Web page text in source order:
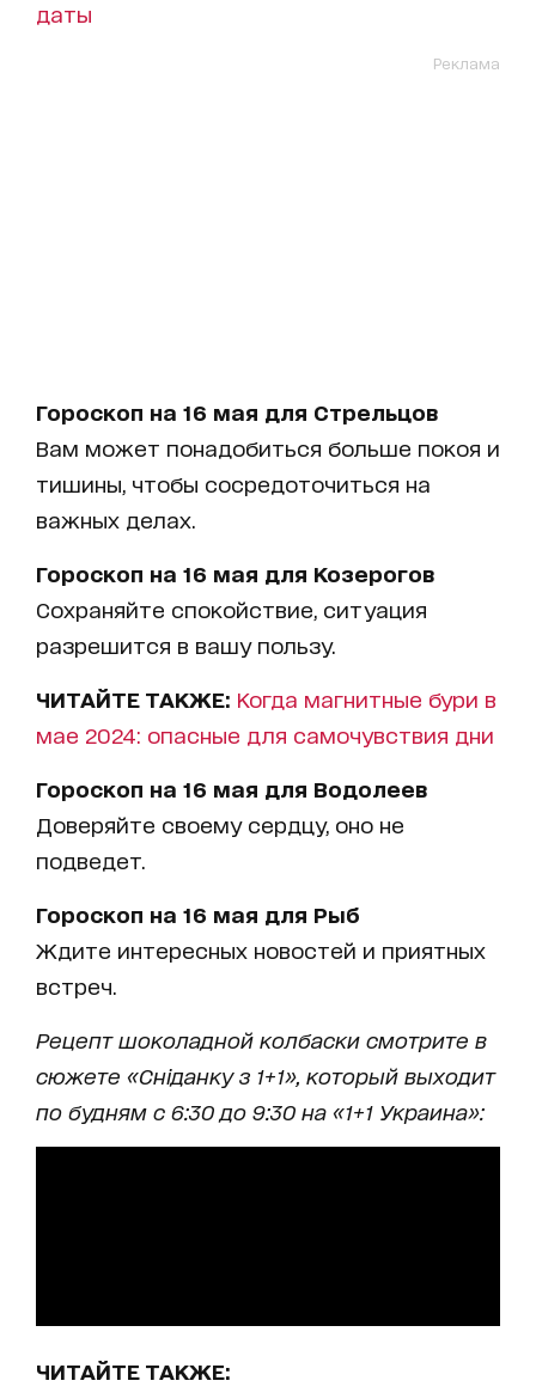
даты
Реклама
Гороскоп на 16 мая для Стрельцов
Вам может понадобиться больше покоя и
тишины, чтобы сосредоточиться на
важных делах.
Гороскоп на 16 мая для Козерогов
Сохраняйте спокойствие, ситуация
разрешится в вашу пользу.
ЧИТАЙТЕ ТАКЖЕ: Когда магнитные бури в
мае 2024: опасные для самочувствия дни
Гороскоп на 16 мая для Водолеев
Доверяйте своему сердцу, оно не
подведет.
Гороскоп на 16 мая для Рыб
Ждите интересных новостей и приятных
встреч.
Рецепт шоколадной колбаски смотрите в
сюжете «Сніданку з 1+1», который выходит
по будням с 6:30 до 9:30 на «1+1 Украина»:
ЧИТАЙТЕ ТАКЖЕ: